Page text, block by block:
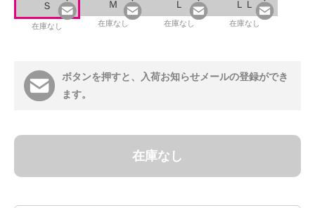
Ｓ
在庫なし
Ｍ
在庫なし
Ｌ
在庫なし
ＬＬ
在庫なし
ボタンを押すと、入荷お知らせメールの登録ができ
ます。
在庫なし